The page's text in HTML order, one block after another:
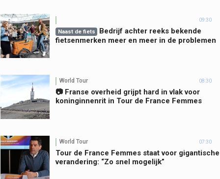
09:30
Naast de fiets
Bedrijf achter reeks bekende
fietsenmerken meer en meer in de problemen
World Tour 08:30
📷 Franse overheid grijpt hard in vlak voor
koninginnenrit in Tour de France Femmes
World Tour 07:30
Tour de France Femmes staat voor gigantische
verandering: “Zo snel mogelijk”